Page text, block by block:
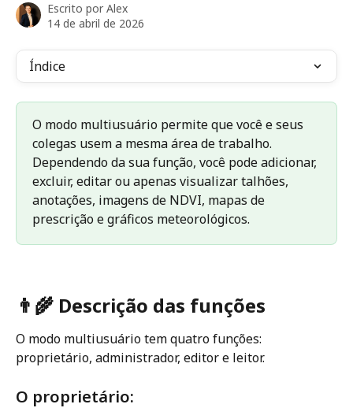
Escrito por Alex
14 de abril de 2026
Índice
O modo multiusuário permite que você e seus
colegas usem a mesma área de trabalho.
Dependendo da sua função, você pode adicionar,
excluir, editar ou apenas visualizar talhões,
anotações, imagens de NDVI, mapas de
prescrição e gráficos meteorológicos.
👨‍🌾 Descrição das funções
O modo multiusuário tem quatro funções:
proprietário, administrador, editor e leitor.
O proprietário: